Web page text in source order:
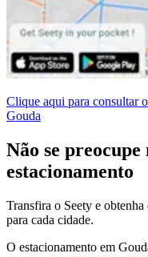
Clique aqui para consultar
Gouda
Não se
estacionamento
Transfira o Seety e
para cada cidade.
O estacionamento em